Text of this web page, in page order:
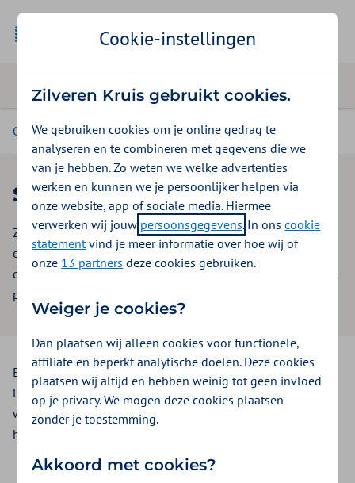
Over Zilveren Kruis
Sponsorverzoek Zilveren Kruis
Zilveren Kruis gelooft in inhoudelijke partnerships. Zo
ontwikkelen we samen kennis, innovaties, producten of
diensten. Daarmee creëren we een win-win situatie voor alle
partijen.
Een voorbeeld hiervan is het partnership met TNO en
Deloitte. Samen doen we onderzoek naar de invloed van
werkgevers op het welzijn van medewerkers. Op die manier
helpen we Nederlanders langer gezond te blijven.
Cookie-instellingen
Zilveren Kruis gebruikt cookies.
We gebruiken cookies om je online gedrag te
analyseren en te combineren met gegevens die we
van je hebben. Zo weten we welke advertenties
werken en kunnen we je persoonlijker helpen via
onze website, app of sociale media. Hiermee
verwerken wij jouw persoonsgegevens. In onscookie
statementvind je meer informatie over hoe wij of
onze 13 partners deze cookies gebruiken.
Weiger je cookies?
Dan plaatsen wij alleen cookies voor functionele,
affiliate en beperkt analytische doelen. Deze cookies
plaatsen wij altijd en hebben weinig tot geen invloed
op je privacy. We mogen deze cookies plaatsen
zonder je toestemming.
Akkoord met cookies?